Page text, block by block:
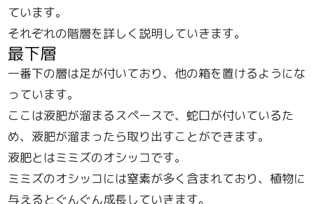
ています。
それぞれの階層を詳しく説明していきます。
最下層
一番下の層は足が付いており、他の箱を置けるようにな
っています。
ここは液肥が溜まるスペースで、蛇口が付いているた
め、液肥が溜まったら取り出すことができます。
液肥とはミミズのオシッコです。
ミミズのオシッコには窒素が多く含まれており、植物に
与えるとぐんぐん成長していきます。